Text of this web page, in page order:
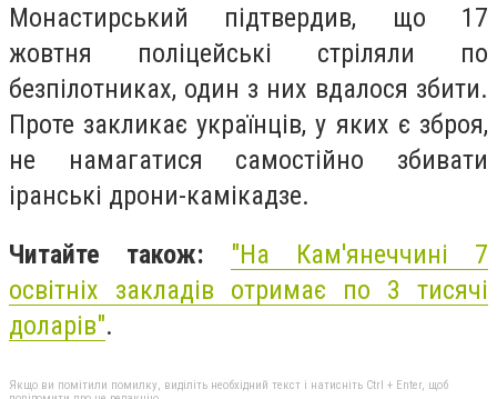
Монастирський підтвердив, що 17
жовтня поліцейські стріляли по
безпілотниках, один з них вдалося збити.
Проте закликає українців, у яких є зброя,
не намагатися самостійно збивати
іранські дрони-камікадзе.
Читайте також: "На Кам'янеччині 7
освітніх закладів отримає по 3 тисячі
доларів".
Якщо ви помітили помилку, виділіть необхідний текст і натисніть Ctrl + Enter, щоб